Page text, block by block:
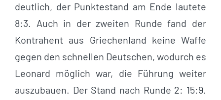
deutlich, der Punktestand am Ende lautete
8:3. Auch in der zweiten Runde fand der
Kontrahent aus Griechenland keine Waffe
gegen den schnellen Deutschen, wodurch es
Leonard möglich war, die Führung weiter
auszubauen. Der Stand nach Runde 2: 15:9.